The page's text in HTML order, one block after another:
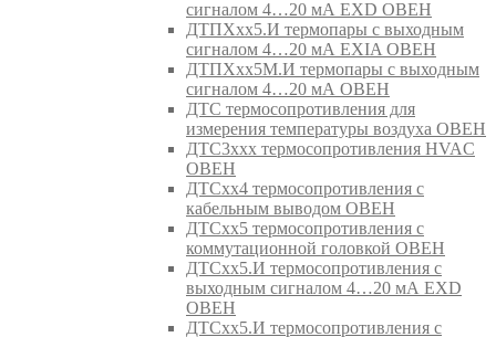
сигналом 4…20 мА EXD ОВЕН
ДТПХхх5.И термопары с выходным
сигналом 4…20 мА EXIA ОВЕН
ДТПХхх5М.И термопары с выходным
сигналом 4…20 мА ОВЕН
ДТС термосопротивления для
измерения температуры воздуха ОВЕН
ДТС3ххх термосопротивления HVAC
ОВЕН
ДТСхх4 термосопротивления с
кабельным выводом ОВЕН
ДТСхх5 термосопротивления с
коммутационной головкой ОВЕН
ДТСхх5.И термосопротивления с
выходным сигналом 4…20 мА EXD
ОВЕН
ДТСхх5.И термосопротивления с